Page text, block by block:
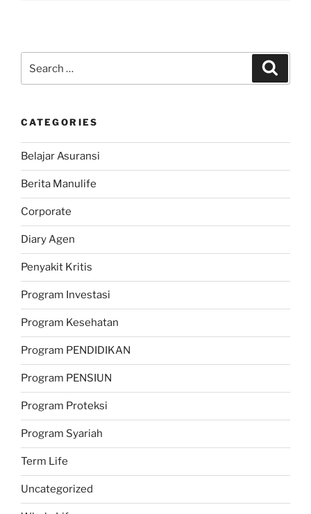
for:
CATEGORIES
Belajar Asuransi
Berita Manulife
Corporate
Diary Agen
Penyakit Kritis
Program Investasi
Program Kesehatan
Program PENDIDIKAN
Program PENSIUN
Program Proteksi
Program Syariah
Term Life
Uncategorized